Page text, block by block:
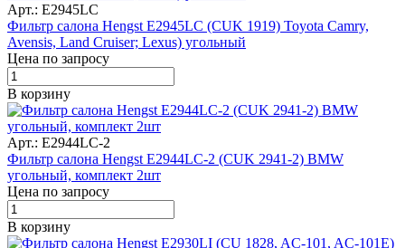
Арт.: E2945LC
Фильтр салона Hengst E2945LC (CUK 1919) Toyota Camry,
Avensis, Land Cruiser; Lexus) угольный
Цена по запросу
В корзину
Арт.: E2944LC-2
Фильтр салона Hengst E2944LC-2 (CUK 2941-2) BMW
угольный, комплект 2шт
Цена по запросу
В корзину